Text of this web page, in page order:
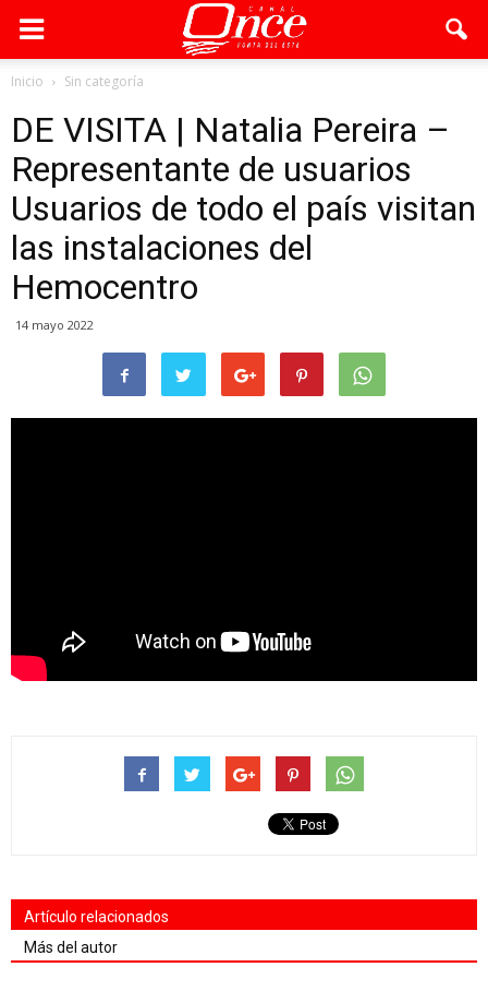
Inicio Sin categoría
DE VISITA | Natalia Pereira –
Representante de usuarios
Usuarios de todo el país visitan
las instalaciones del
Hemocentro
14 mayo 2022
Artículo relacionados
Más del autor